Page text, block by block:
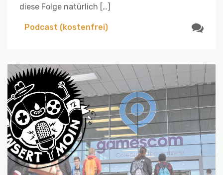
diese Folge natürlich […]
Podcast (kostenfrei)